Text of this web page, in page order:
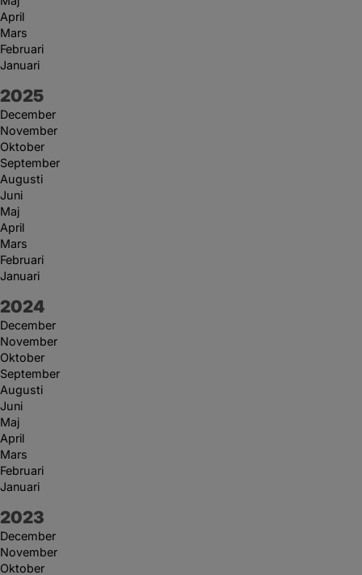
April
Mars
Februari
Januari
År:
2025
December
November
Oktober
September
Augusti
Juni
Maj
April
Mars
Februari
Januari
År:
2024
December
November
Oktober
September
Augusti
Juni
Maj
April
Mars
Februari
Januari
År:
2023
December
November
Oktober